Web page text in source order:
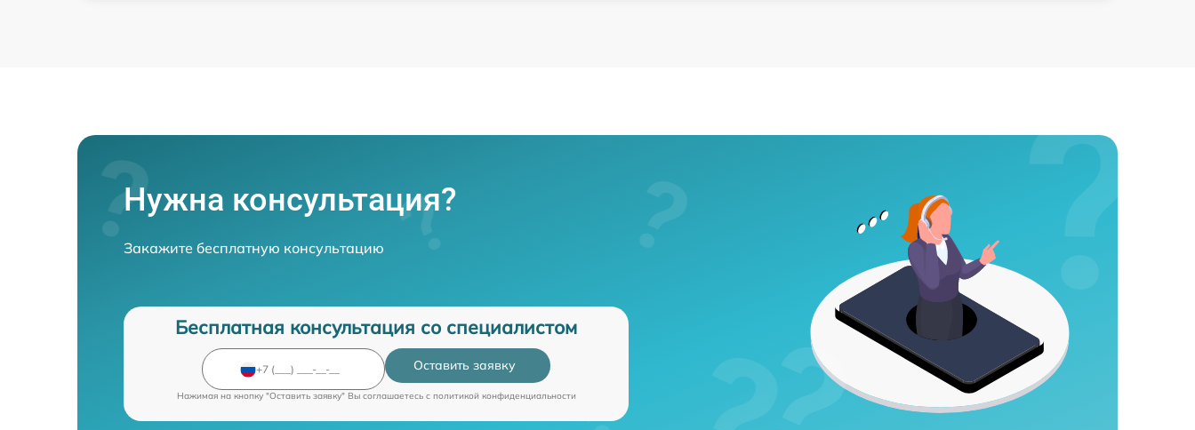
Нужна консультация?
Закажите бесплатную консультацию
Бесплатная консультация со специалистом
Оставить заявку
Нажимая на кнопку "Оставить заявку" Вы соглашаетесь c политикой конфиденциальности